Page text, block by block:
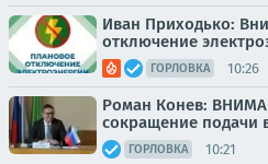
Иван Приходько:
отключение
ГОРЛОВКА 10:26
Роман Конев:
сокращение подачи
ГОРЛОВКА 10:21